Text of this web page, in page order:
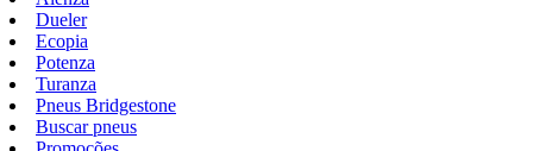
Dueler
Ecopia
Potenza
Turanza
Pneus Bridgestone
Buscar pneus